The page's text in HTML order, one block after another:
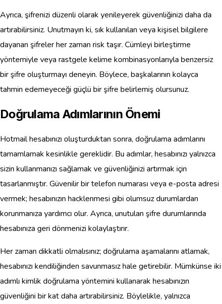
Ayrıca, şifrenizi düzenli olarak yenileyerek güvenliğinizi daha da
artırabilirsiniz. Unutmayın ki, sık kullanılan veya kişisel bilgilere
dayanan şifreler her zaman risk taşır. Cümleyi birleştirme
yöntemiyle veya rastgele kelime kombinasyonlarıyla benzersiz
bir şifre oluşturmayı deneyin. Böylece, başkalarının kolayca
tahmin edemeyeceği güçlü bir şifre belirlemiş olursunuz.
Doğrulama Adımlarının Önemi
Hotmail hesabınızı oluşturduktan sonra, doğrulama adımlarını
tamamlamak kesinlikle gereklidir. Bu adımlar, hesabınızı yalnızca
sizin kullanmanızı sağlamak ve güvenliğinizi artırmak için
tasarlanmıştır. Güvenilir bir telefon numarası veya e-posta adresi
vermek; hesabınızın hacklenmesi gibi olumsuz durumlardan
korunmanıza yardımcı olur. Ayrıca, unutulan şifre durumlarında
hesabınıza geri dönmenizi kolaylaştırır.
Her zaman dikkatli olmalısınız; doğrulama aşamalarını atlamak,
hesabınızı kendiliğinden savunmasız hale getirebilir. Mümkünse iki
adımlı kimlik doğrulama yöntemini kullanarak hesabınızın
güvenliğini bir kat daha artırabilirsiniz. Böylelikle, yalnızca